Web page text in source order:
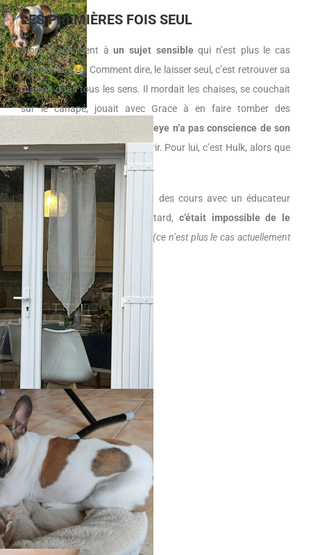
LES PREMIÈRES FOIS SEUL
Alors là, on vient àun sujet sensiblequi n’est plus le cas
maintenant
. Comment dire, le laisser seul, c’est retrouver sa
maison dans tous les sens. Il mordait les chaises, se couchait
sur le canapé, jouait avec Grace à en faire tomber des
luminaires. Parce que oui,
Popeye n’a pas conscience de son
corpsni du fait qu’il peut mourir. Pour lui, c’est Hulk, alors que
pas du tout
.
Après de nombreux efforts et des cours avec un éducateur
canin, où j’y reviendrai plus tard, c’était impossible de le
laisser libre
, il faisait carnage (ce n’est plus le cas actuellement
et ça va beaucoup mieux)